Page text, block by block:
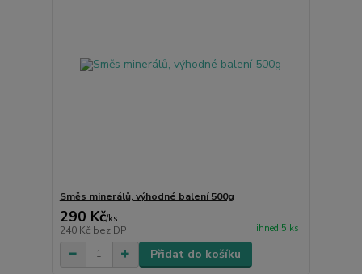
Směs minerálů, výhodné balení 500g
290 Kč/ks
240 Kč bez DPH ihned 5 ks
Přidat do košíku